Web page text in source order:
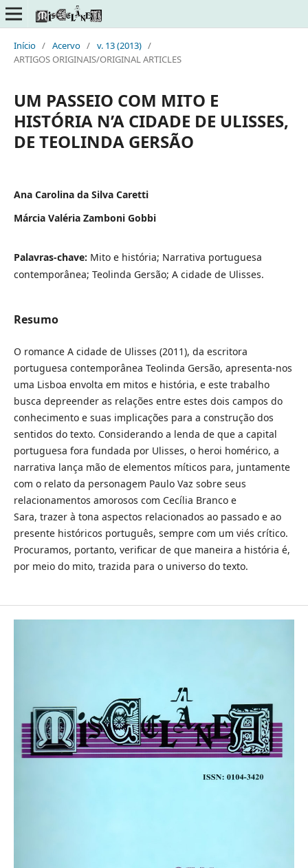
Início / Acervo / v. 13 (2013) /
ARTIGOS ORIGINAIS/ORIGINAL ARTICLES
UM PASSEIO COM MITO E
HISTÓRIA N’A CIDADE DE ULISSES,
DE TEOLINDA GERSÃO
Ana Carolina da Silva Caretti
Márcia Valéria Zamboni Gobbi
Palavras-chave: Mito e história; Narrativa portuguesa
contemporânea; Teolinda Gersão; A cidade de Ulisses.
Resumo
O romance A cidade de Ulisses (2011), da escritora
portuguesa contemporânea Teolinda Gersão, apresenta-nos
uma Lisboa envolta em mitos e história, e este trabalho
busca depreender as relações entre estes dois campos do
conhecimento e suas implicações para a construção dos
sentidos do texto. Considerando a lenda de que a capital
portuguesa fora fundada por Ulisses, o heroi homérico, a
narrativa lança mão de elementos míticos para, juntamente
com o relato da personagem Paulo Vaz sobre seus
relacionamentos amorosos com Cecília Branco e
Sara, trazer à tona aspectos relacionados ao passado e ao
presente históricos português, sempre com um viés crítico.
Procuramos, portanto, verificar de que maneira a história é,
por meio do mito, trazida para o universo do texto.